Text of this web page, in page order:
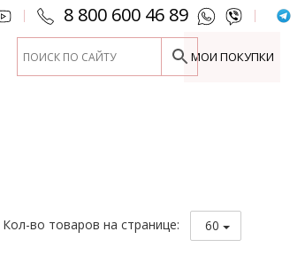
| 8 800 600 46 89 |
МОИ ПОКУПКИ
Кол-во товаров на странице: 60